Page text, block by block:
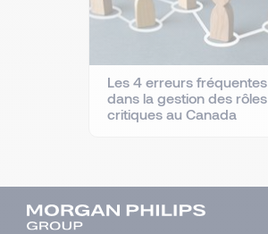
Les 4 erreurs fréquentes
dans la gestion des rôles
critiques au Canada